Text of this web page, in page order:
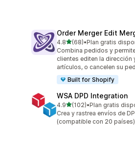
Order Merger Edit
4.8de 5 estrellas
(68)
68 reseñas en total
•Plan gratis
Combina pedidos y
clientes editen la dirección
artículos, o cancelen su
Built for Shopify
WSA DPD Integration
4.9de 5 estrellas
(102)
102 reseñas en total
•Plan gratis
Crea y rastrea envíos de
(compatible con 20 países)